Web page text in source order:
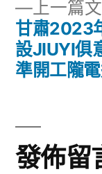
覽 上一篇
甘肅2023
設JIUYI俱
準開工隴
發佈留